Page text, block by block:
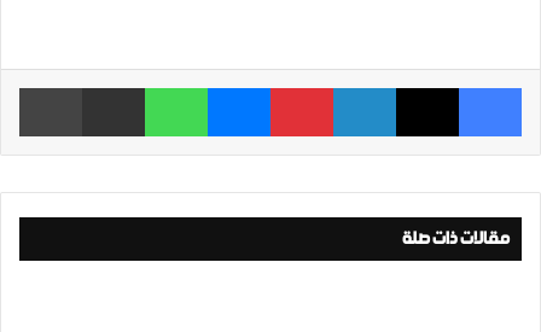
فيسبوك ‫X لينكدإن بينتيريست ماسنجر واتساب مشاركة عبر البريد
مقالات ذات صلة